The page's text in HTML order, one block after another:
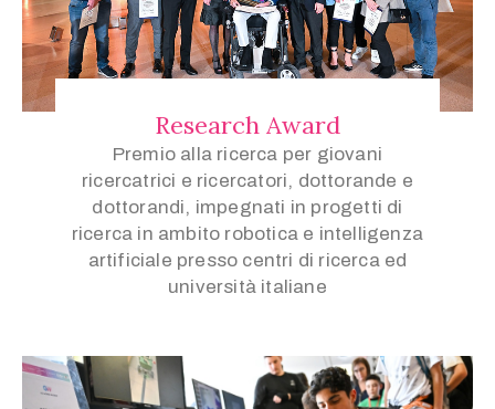
Research Award
Premio alla ricerca per giovani
ricercatrici e ricercatori, dottorande e
dottorandi, impegnati in progetti di
ricerca in ambito robotica e intelligenza
artificiale presso centri di ricerca ed
università italiane